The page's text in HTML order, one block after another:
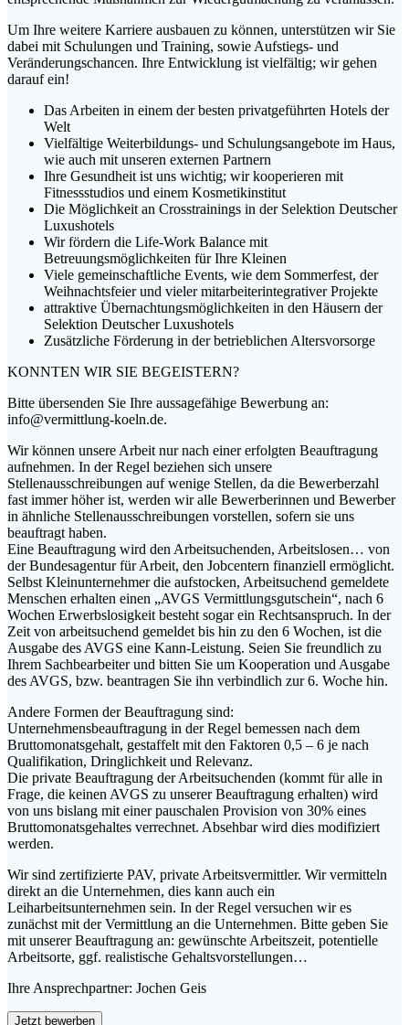
Um Ihre weitere Karriere ausbauen zu können, unterstützen wir Sie
dabei mit Schulungen und Training, sowie Aufstiegs- und
Veränderungschancen. Ihre Entwicklung ist vielfältig; wir gehen
darauf ein!
Das Arbeiten in einem der besten privatgeführten Hotels der
Welt
Vielfältige Weiterbildungs- und Schulungsangebote im Haus,
wie auch mit unseren externen Partnern
Ihre Gesundheit ist uns wichtig; wir kooperieren mit
Fitnessstudios und einem Kosmetikinstitut
Die Möglichkeit an Crosstrainings in der Selektion Deutscher
Luxushotels
Wir fördern die Life-Work Balance mit
Betreuungsmöglichkeiten für Ihre Kleinen
Viele gemeinschaftliche Events, wie dem Sommerfest, der
Weihnachtsfeier und vieler mitarbeiterintegrativer Projekte
attraktive Übernachtungsmöglichkeiten in den Häusern der
Selektion Deutscher Luxushotels
Zusätzliche Förderung in der betrieblichen Altersvorsorge
KONNTEN WIR SIE BEGEISTERN?
Bitte übersenden Sie Ihre aussagefähige Bewerbung an:
info@vermittlung-koeln.de.
Wir können unsere Arbeit nur nach einer erfolgten Beauftragung
aufnehmen. In der Regel beziehen sich unsere
Stellenausschreibungen auf wenige Stellen, da die Bewerberzahl
fast immer höher ist, werden wir alle Bewerberinnen und Bewerber
in ähnliche Stellenausschreibungen vorstellen, sofern sie uns
beauftragt haben.
Eine Beauftragung wird den Arbeitsuchenden, Arbeitslosen… von
der Bundesagentur für Arbeit, den Jobcentern finanziell ermöglicht.
Selbst Kleinunternehmer die aufstocken, Arbeitsuchend gemeldete
Menschen erhalten einen „AVGS Vermittlungsgutschein“, nach 6
Wochen Erwerbslosigkeit besteht sogar ein Rechtsanspruch. In der
Zeit von arbeitsuchend gemeldet bis hin zu den 6 Wochen, ist die
Ausgabe des AVGS eine Kann-Leistung. Seien Sie freundlich zu
Ihrem Sachbearbeiter und bitten Sie um Kooperation und Ausgabe
des AVGS, bzw. beantragen Sie ihn verbindlich zur 6. Woche hin.
Andere Formen der Beauftragung sind:
Unternehmensbeauftragung in der Regel bemessen nach dem
Bruttomonatsgehalt, gestaffelt mit den Faktoren 0,5 – 6 je nach
Qualifikation, Dringlichkeit und Relevanz.
Die private Beauftragung der Arbeitsuchenden (kommt für alle in
Frage, die keinen AVGS zu unserer Beauftragung erhalten) wird
von uns bislang mit einer pauschalen Provision von 30% eines
Bruttomonatsgehaltes verrechnet. Absehbar wird dies modifiziert
werden.
Wir sind zertifizierte PAV, private Arbeitsvermittler. Wir vermitteln
direkt an die Unternehmen, dies kann auch ein
Leiharbeitsunternehmen sein. In der Regel versuchen wir es
zunächst mit der Vermittlung an die Unternehmen. Bitte geben Sie
mit unserer Beauftragung an: gewünschte Arbeitszeit, potentielle
Arbeitsorte, ggf. realistische Gehaltsvorstellungen…
Ihre Ansprechpartner: Jochen Geis